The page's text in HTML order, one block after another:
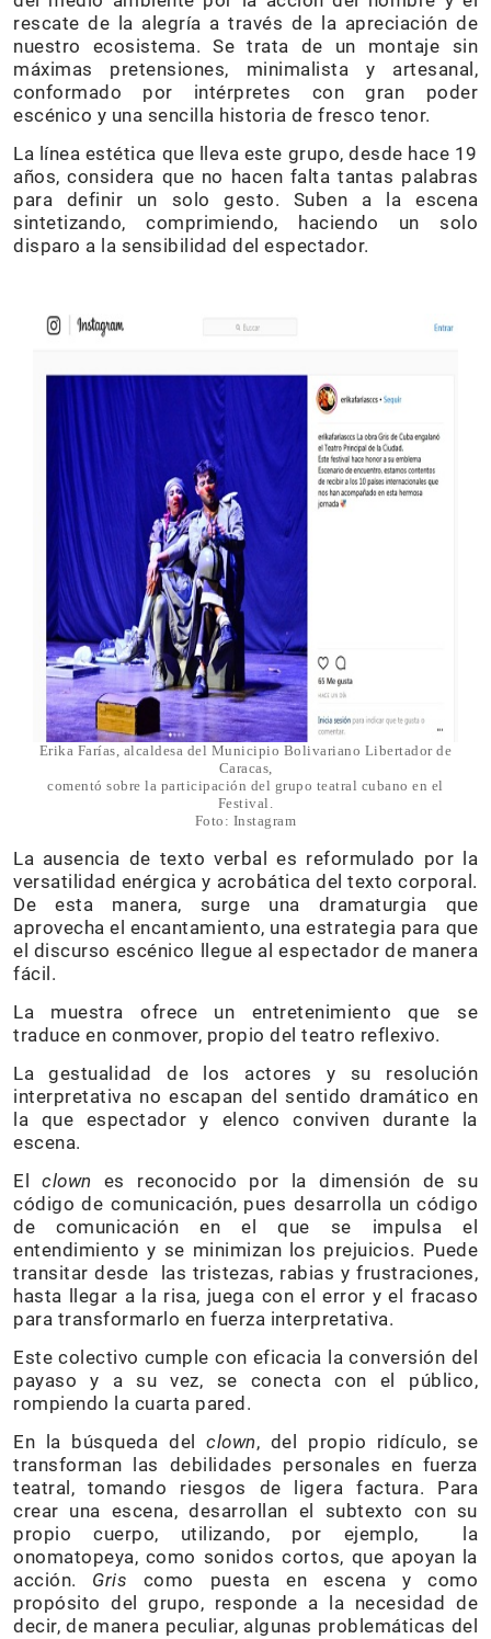
rescate de la alegría a través de la apreciación de
nuestro ecosistema. Se trata de un montaje sin
máximas pretensiones, minimalista y artesanal,
conformado por intérpretes con gran poder
escénico y una sencilla historia de fresco tenor.
La línea estética que lleva este grupo, desde hace 19
años, considera que no hacen falta tantas palabras
para definir un solo gesto. Suben a la escena
sintetizando, comprimiendo, haciendo un solo
disparo a la sensibilidad del espectador.
Erika Farías, alcaldesa del Municipio Bolivariano Libertador de
Caracas,
comentó sobre la participación del grupo teatral cubano en el
Festival.
Foto: Instagram
La ausencia de texto verbal es reformulado por la
versatilidad enérgica y acrobática del texto corporal.
De esta manera, surge una dramaturgia que
aprovecha el encantamiento, una estrategia para que
el discurso escénico llegue al espectador de manera
fácil.
La muestra ofrece un entretenimiento que se
traduce en conmover, propio del teatro reflexivo.
La gestualidad de los actores y su resolución
interpretativa no escapan del sentido dramático en
la que espectador y elenco conviven durante la
escena.
Elclown es reconocido por la dimensión de su
código de comunicación, pues desarrolla un código
de comunicación en el que se impulsa el
entendimiento y se minimizan los prejuicios. Puede
transitar desde las tristezas, rabias y frustraciones,
hasta llegar a la risa, juega con el error y el fracaso
para transformarlo en fuerza interpretativa.
Este colectivo cumple con eficacia la conversión del
payaso y a su vez, se conecta con el público,
rompiendo la cuarta pared.
En la búsqueda delclown, del propio ridículo, se
transforman las debilidades personales en fuerza
teatral, tomando riesgos de ligera factura. Para
crear una escena, desarrollan el subtexto con su
propio cuerpo, utilizando, por ejemplo, la
onomatopeya, como sonidos cortos, que apoyan la
acción. Gris como puesta en escena y como
propósito del grupo, responde a la necesidad de
decir, de manera peculiar, algunas problemáticas del